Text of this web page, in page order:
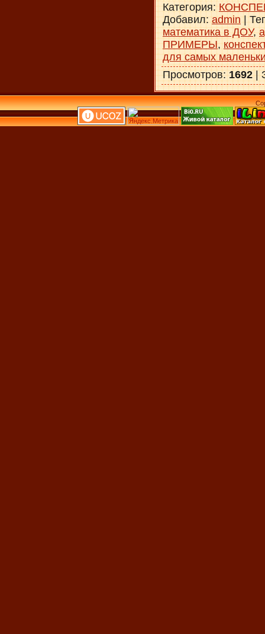
Категория:
Добавил: admin |
математика в ДОУ,
ПРИМЕРЫ,
для самых
Просмотров: 1692 |